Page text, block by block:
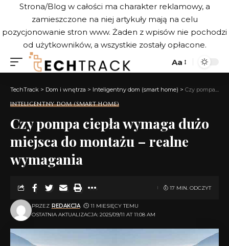
Strona/Blog w całości ma charakter reklamowy, a
zamieszczone na niej artykuły mają na celu
pozycjonowanie stron www. Żaden z wpisów nie pochodzi
od użytkowników, a wszystkie zostały opłacone.
Aa
TechTrack > Dom i wnętrza > Inteligentny dom (smart home) > Czy pompa ciepła wymaga dużo miejsca do montażu – realne wymagania
INTELIGENTNY DOM (SMART HOME)
Czy pompa ciepła wymaga dużo
miejsca do montażu – realne
wymagania
OSTATNIA AKTUALIZACJA: 2025/09/11 AT 11:08 AM
PRZEZ REDAKCJA 11 MIESIĘCY TEMU
17 MIN. ODCZYT